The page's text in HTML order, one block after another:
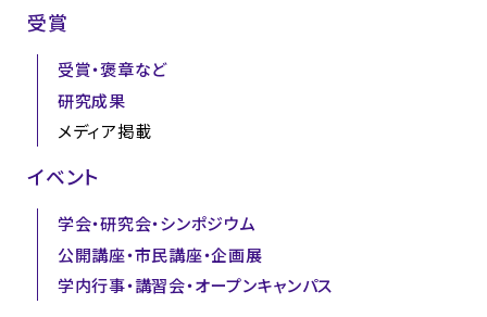
受賞
受賞・褒章など
研究成果
メディア掲載
イベント
学会・研究会・シンポジウム
公開講座・市民講座・企画展
学内行事・講習会・オープンキャンパス